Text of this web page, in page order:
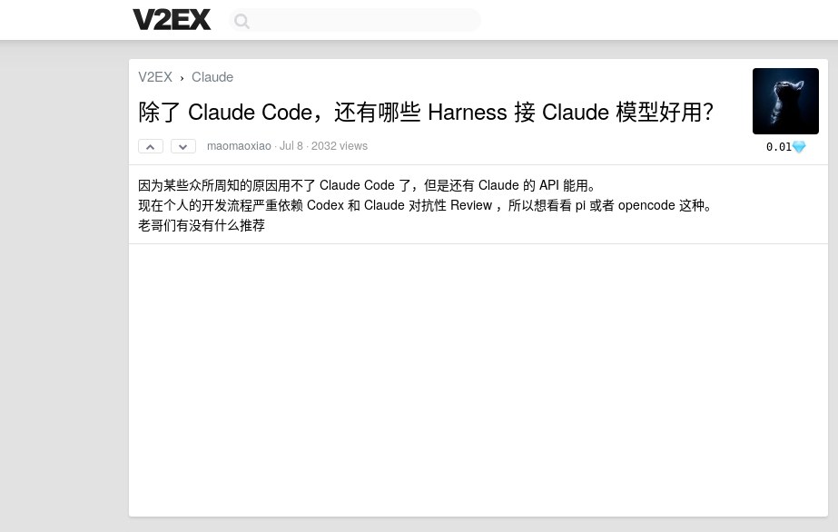
0.01
V2EX › Claude
除了 Claude Code，还有哪些 Harness 接 Claude 模型好用？
maomaoxiao ·Jul 8 · 2032 views
因为某些众所周知的原因用不了 Claude Code 了，但是还有 Claude 的 API 能用。
现在个人的开发流程严重依赖 Codex 和 Claude 对抗性 Review ，所以想看看 pi 或者 opencode 这种。
老哥们有没有什么推荐